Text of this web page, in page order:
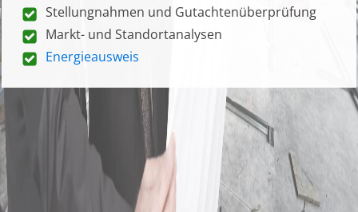
Stellungnahmen und Gutachtenüberprüfung
Markt- und Standortanalysen
Energieausweis